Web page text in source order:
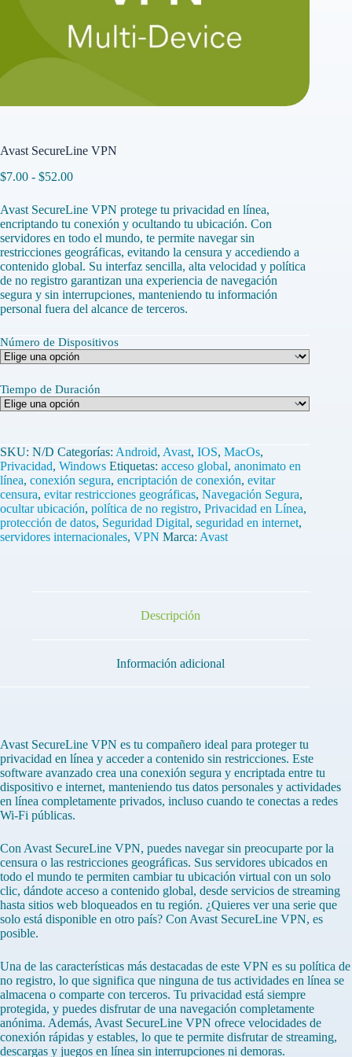
Avast SecureLine VPN
$7.00 - $52.00Rango
precios:
desde
$7.00
hasta
$52.00
Avast SecureLine VPN protege tu privacidad en línea,
encriptando tu conexión y ocultando tu ubicación. Con
servidores en todo el mundo, te permite navegar sin
restricciones geográficas, evitando la censura y accediendo a
contenido global. Su interfaz sencilla, alta velocidad y política
de no registro garantizan una experiencia de navegación
segura y sin interrupciones, manteniendo tu información
personal fuera del alcance de terceros.
Número de Dispositivos
Tiempo de Duración
SKU: N/D Categorías: Android, Avast, IOS, MacOs,
Privacidad, Windows Etiquetas: acceso global, anonimato en
línea, conexión segura, encriptación de conexión, evitar
censura, evitar restricciones geográficas, Navegación Segura,
ocultar ubicación, política de no registro, Privacidad en Línea,
protección de datos, Seguridad Digital, seguridad en internet,
servidores internacionales, VPN Marca: Avast
Descripción
Información adicional
Avast SecureLine VPN es tu compañero ideal para proteger tu
privacidad en línea y acceder a contenido sin restricciones. Este
software avanzado crea una conexión segura y encriptada entre tu
dispositivo e internet, manteniendo tus datos personales y actividades
en línea completamente privados, incluso cuando te conectas a redes
Wi-Fi públicas.
Con Avast SecureLine VPN, puedes navegar sin preocuparte por la
censura o las restricciones geográficas. Sus servidores ubicados en
todo el mundo te permiten cambiar tu ubicación virtual con un solo
clic, dándote acceso a contenido global, desde servicios de streaming
hasta sitios web bloqueados en tu región. ¿Quieres ver una serie que
solo está disponible en otro país? Con Avast SecureLine VPN, es
posible.
Una de las características más destacadas de este VPN es su política de
no registro, lo que significa que ninguna de tus actividades en línea se
almacena o comparte con terceros. Tu privacidad está siempre
protegida, y puedes disfrutar de una navegación completamente
anónima. Además, Avast SecureLine VPN ofrece velocidades de
conexión rápidas y estables, lo que te permite disfrutar de streaming,
descargas y juegos en línea sin interrupciones ni demoras.